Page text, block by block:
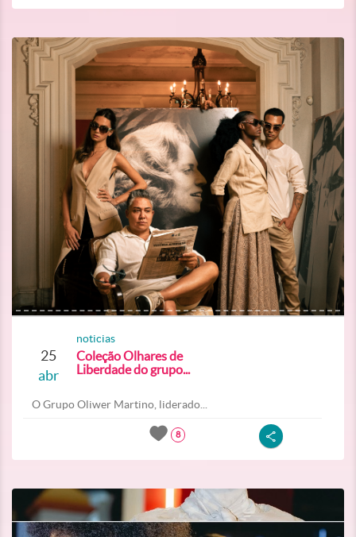
25
abr
noticias
Coleção Olhares de
Liberdade do grupo...
O Grupo Oliwer Martino, liderado...
8